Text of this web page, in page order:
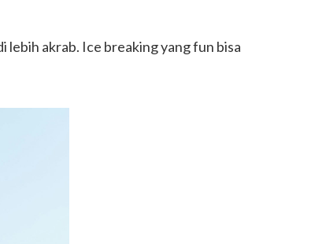
lebih akrab. Ice breaking yang fun bisa